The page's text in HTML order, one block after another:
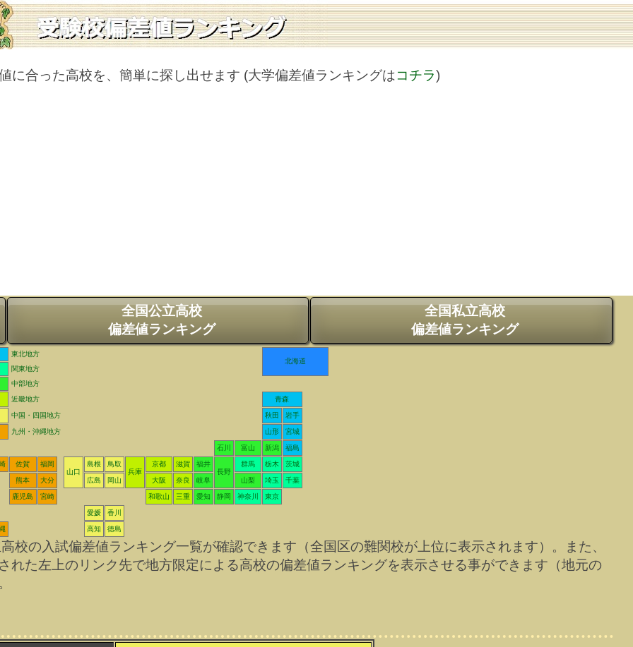
に合った高校を、簡単に探し出せます (大学偏差値ランキングはコチラ)
全国公立高校
偏差値ランキング
全国私立高校
偏差値ランキング
東北地方
北海道
関東地方
中部地方
近畿地方
青森
中国・四国地方 秋田 岩手
九州・沖縄地方 山形 宮城
石川 富山 新潟 福島
佐賀
福岡
山口
島根
鳥取
兵庫
京都 滋賀
福井
長野
群馬 栃木 茨城
熊本 大分 広島 岡山 大阪 奈良 岐阜 山梨 埼玉 千葉
鹿児島 宮崎 和歌山 三重 愛知 静岡 神奈川 東京
愛媛 香川
高知 徳島
の入試偏差値ランキング一覧が確認できます（全国区の難関校が上位に表示されます）。また、
れた左上のリンク先で地方限定による高校の偏差値ランキングを表示させる事ができます（地元の